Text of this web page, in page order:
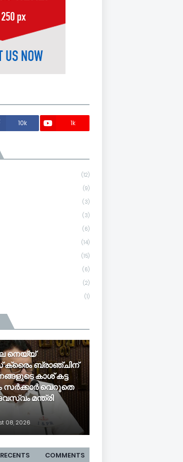
10k 1k
(12)
(9)
(3)
(3)
(6)
(14)
(15)
(6)
(2)
(1)
നെയ്യ്
ക്രൈം ബ്രാഞ്ചിന്
കാശ് കട്ട
സർക്കാർ വെറുതെ
മന്ത്രി
08, 2026
RECENTS COMMENTS